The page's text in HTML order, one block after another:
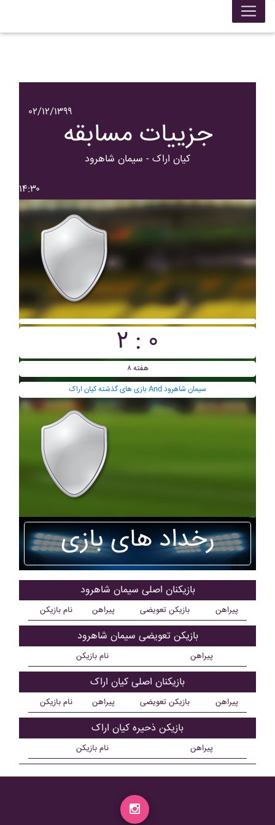
۰۲/۱۲/۱۳۹۹
جزییات مسابقه
کيان اراک - سيمان شاهرود
۱۴:۳۰
۲ : ۰
هفته ۸
بازی های گذشته کيان اراک And سيمان شاهرود
رخداد های بازی
بازیکنان اصلی سيمان شاهرود
نام بازیکن پیراهن بازیکن تعویضی پیراهن
بازیکن تعویضی سيمان شاهرود
نام بازیکن پیراهن
بازیکنان اصلی کيان اراک
نام بازیکن پیراهن بازیکن تعویضی پیراهن
بازیکن ذحیره کيان اراک
نام بازیکن پیراهن